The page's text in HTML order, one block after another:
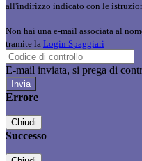
all'indirizzo indicato con le
Non hai una e-mail associata al
tramite la Login Spaggiari
E-mail inviata, si prega di
Errore
Chiudi
Successo